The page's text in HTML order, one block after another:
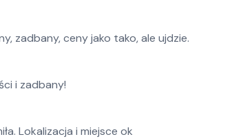
zadbany, ceny jako tako, ale ujdzie.
i zadbany!
Lokalizacja i miejsce ok